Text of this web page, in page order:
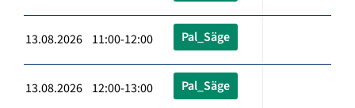
13.08.2026 11:00-12:00 Pal_Säge
13.08.2026 12:00-13:00 Pal_Säge